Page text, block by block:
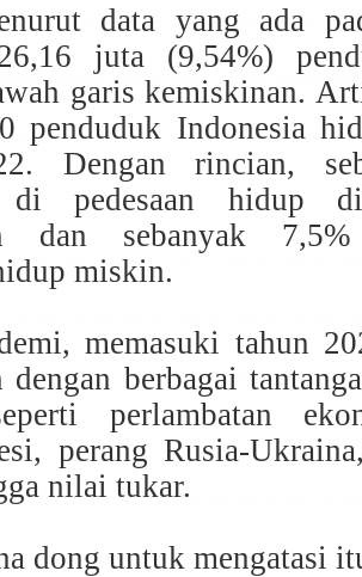
data yang ada
juta (9,54%)
garis kemiskinan.
penduduk Indonesia
Dengan rincian,
di pedesaan hidup
dan sebanyak
miskin.
memasuki tahun
dengan berbagai
perlambatan
perang Rusia-
nilai tukar.
dong untuk mengatasi